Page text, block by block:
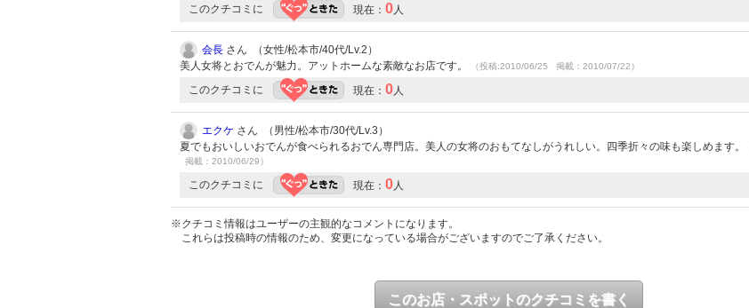
このクチコミに 現在： 0人
会長 さん （女性/松本市/40代/Lv.2）
美人女将とおでんが魅力。アットホームな素敵なお店です。
（投稿:2010/06/25 掲載：2010/07/22）
このクチコミに 現在： 0人
エクケ さん （男性/松本市/30代/Lv.3）
夏でもおいしいおでんが食べられるおでん専門店。美人の女将のおもてなしがうれしい。四季折々の味も楽しめます。
掲載：2010/06/29）
このクチコミに 現在： 0人
※クチコミ情報はユーザーの主観的なコメントになります。
これらは投稿時の情報のため、変更になっている場合がございますのでご了承ください。
このお店・スポットのクチコミを書く